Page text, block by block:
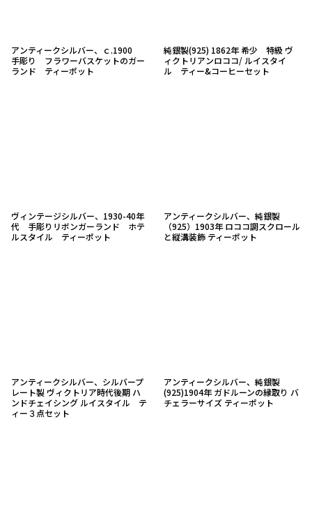
アンティークシルバー、ｃ.1900
手彫り フラワーバスケットのガー
ランド ティーポット
純銀製(925) 1862年 希少 特級 ヴ
ィクトリアンロココ/ ルイスタイ
ル ティー&コーヒーセット
ヴィンテージシルバー、1930-40年
代 手彫りリボンガーランド ホテ
ルスタイル ティーポット
アンティークシルバー、純銀製
（925）1903年 ロココ調スクロール
と縦溝装飾 ティーポット
アンティークシルバー、シルバープ
レート製 ヴィクトリア時代後期 ハ
ンドチェイシング ルイスタイル テ
ィー３点セット
アンティークシルバー、純銀製
(925)1904年 ガドルーンの縁取り バ
チェラーサイズ ティーポット